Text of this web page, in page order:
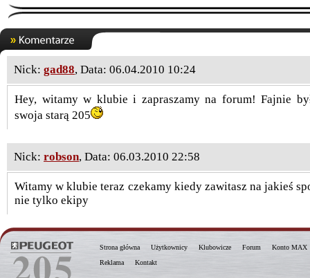
Nick: gad88, Data: 06.04.2010 10:24
Hey, witamy w klubie i zapraszamy na forum! Fajnie
swoja starą 205
Nick: robson, Data: 06.03.2010 22:58
Witamy w klubie teraz czekamy kiedy zawitasz na jakieś
nie tylko ekipy
Strona główna Użytkownicy Klubowicze Forum
Konto MAX
Reklama
Kontakt